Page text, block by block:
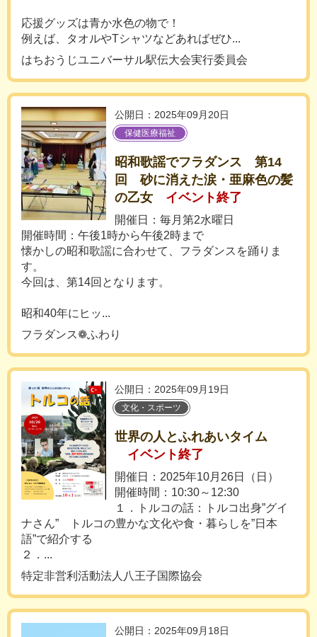
応援グッズは青か水色の物で！
例えば、タオルやTシャツなどあればぜひ...
はちおうじユニバーサル駅伝大会実行委員会
公開日：2025年09月20日
保健医療福祉
昭和歌謡でフラダンス 第14
回 砂に消えた涙・亜麻色の髪
の乙女
イベント終了
開催日：毎月第2水曜日
開催時間：午後1時から午後2時まで
懐かしの昭和歌謡に合わせて、フラダンスを踊りま
す。
今回は、第14回となります。
昭和40年にヒッ...
フラダンス❁ふわり
公開日：2025年09月19日
文化・スポーツ
世界の人とふれあいタイム
イベント終了
開催日：2025年10月26日（日）
開催時間：10:30～12:30
１．トルコの話：トルコ出身”グイ
ナさん” トルコの豊かな文化や食・暮らしを”日本
語”で紹介する
２．...
特定非営利活動法人八王子国際協会
公開日：2025年09月18日